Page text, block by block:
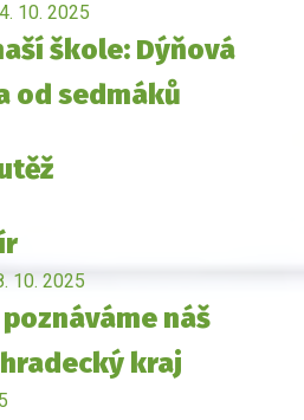
10. 2025
škole: Dýňová
od sedmáků
10. 2025
náš
kraj